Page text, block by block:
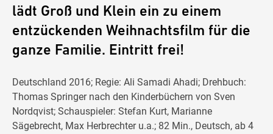
lädt Groß und Klein ein zu einem
entzückenden Weihnachtsfilm für die
ganze Familie. Eintritt frei!
Deutschland 2016; Regie: Ali Samadi Ahadi; Drehbuch:
Thomas Springer nach den Kinderbüchern von Sven
Nordqvist; Schauspieler: Stefan Kurt, Marianne
Sägebrecht, Max Herbrechter u.a.; 82 Min., Deutsch, ab 4